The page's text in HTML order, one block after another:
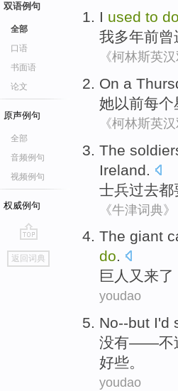
双语例句
全部
口语
书面语
论文
原声例句
全部
音频例句
视频例句
权威例句
go
top
返回词典
I used to do
我多年前曾
《柯林斯英
On a
她以前每个
《柯林斯英
The
Ireland
士兵过去都
《牛津词典》
The giant
do.
巨 人又来
youdao
No--but I'd
没有——不
好些。
youdao